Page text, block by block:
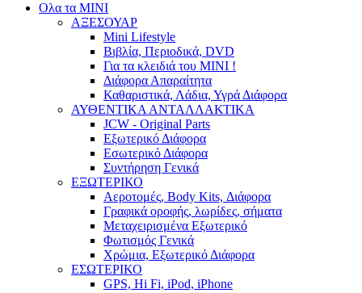
Ολα τα ΜΙΝΙ
ΑΞΕΣΟΥΑΡ
Mini Lifestyle
Βιβλία, Περιοδικά, DVD
Για τα κλειδιά του MINI !
Διάφορα Απαραίτητα
Καθαριστικά, Λάδια, Υγρά Διάφορα
ΑΥΘΕΝΤΙΚΑ ΑΝΤΑΛΛΑΚΤΙΚΑ
JCW - Original Parts
Εξωτερικό Διάφορα
Εσωτερικό Διάφορα
Συντήρηση Γενικά
ΕΞΩΤΕΡΙΚΟ
Αεροτομές, Body Kits, Διάφορα
Γραφικά οροφής, λωρίδες, σήματα
Μεταχειρισμένα Εξωτερικό
Φωτισμός Γενικά
Χρώμια, Εξωτερικό Διάφορα
ΕΣΩΤΕΡΙΚΟ
GPS, Hi Fi, iPod, iPhone